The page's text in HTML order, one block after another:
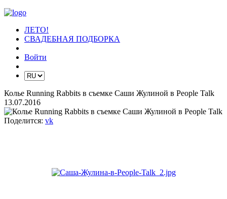
ЛЕТО!
СВАДЕБНАЯ ПОДБОРКА
Войти
Колье Running Rabbits в съемке Саши Жулиной в People Talk
13.07.2016
Поделится: vk